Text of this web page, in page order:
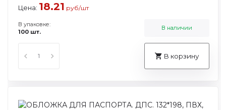
Цена: 18.21 руб/шт
В упаковке:
100 шт.
В наличии
В корзину